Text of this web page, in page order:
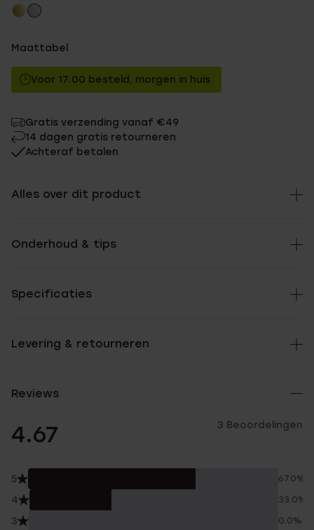
Maattabel
Voor 17:00 besteld, morgen in huis
Gratis verzending vanaf €49
14 dagen gratis retourneren
Achteraf betalen
Alles over dit product
Onderhoud & tips
Specificaties
Levering & retourneren
Reviews
4.67 3 Beoordelingen
5 67.0%
4 33.0%
3 0.0%